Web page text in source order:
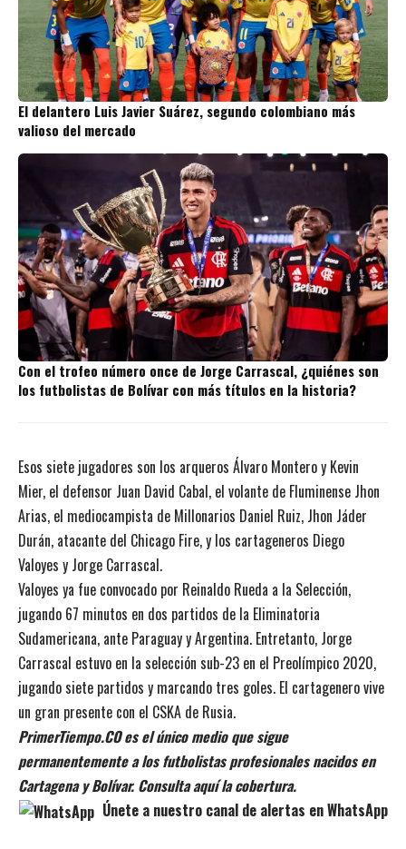
El delantero Luis Javier Suárez, segundo colombiano más
valioso del mercado
Con el trofeo número once de Jorge Carrascal, ¿quiénes son
los futbolistas de Bolívar con más títulos en la historia?
Esos siete jugadores son los arqueros Álvaro Montero y Kevin
Mier, el defensor Juan David Cabal, el volante de Fluminense Jhon
Arias, el mediocampista de Millonarios Daniel Ruiz, Jhon Jáder
Durán, atacante del Chicago Fire, y los cartageneros Diego
Valoyes y Jorge Carrascal.
Valoyes ya fue convocado por Reinaldo Rueda a la Selección,
jugando 67 minutos en dos partidos de la Eliminatoria
Sudamericana, ante Paraguay y Argentina. Entretanto, Jorge
Carrascal estuvo en la selección sub-23 en el Preolímpico 2020,
jugando siete partidos y marcando tres goles. El cartagenero vive
un gran presente con el CSKA de Rusia.
PrimerTiempo.CO es el único medio que sigue
permanentemente a los futbolistas profesionales nacidos en
Cartagena y Bolívar. Consulta aquí la cobertura.
Únete a nuestro canal de alertas en WhatsApp